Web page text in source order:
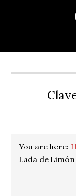
You are here:
Lada de Limón